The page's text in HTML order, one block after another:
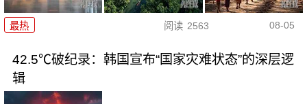
最热 阅读 2563 08-05
42.5℃破纪录：韩国宣布“国家灾难状态”的深层逻
辑